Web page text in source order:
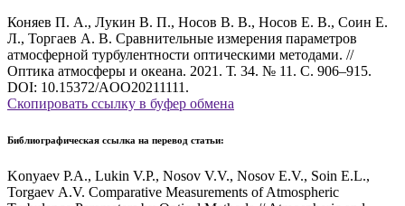
Коняев П. А., Лукин В. П., Носов В. В., Носов Е. В., Соин Е.
Л., Торгаев А. В. Сравнительные измерения параметров
атмосферной турбулентности оптическими методами. //
Оптика атмосферы и океана. 2021. Т. 34. № 11. С. 906–915.
DOI: 10.15372/AOO20211111.
Скопировать ссылку в буфер обмена
Библиографическая ссылка на перевод статьи:
Konyaev P.A., Lukin V.P., Nosov V.V., Nosov E.V., Soin E.L.,
Torgaev A.V. Comparative Measurements of Atmospheric